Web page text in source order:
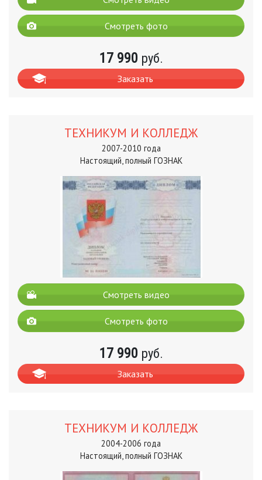
Смотреть фото
17 990 руб.
Заказать
ТЕХНИКУМ И КОЛЛЕДЖ
2007-2010 года
Настоящий, полный ГОЗНАК
Смотреть видео
Смотреть фото
17 990 руб.
Заказать
ТЕХНИКУМ И КОЛЛЕДЖ
2004-2006 года
Настоящий, полный ГОЗНАК